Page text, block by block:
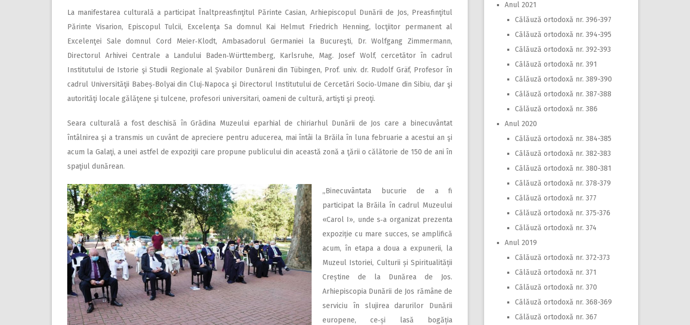
La manifestarea culturală a participat Înaltpreasfinţitul Părinte Casian, Arhiepiscopul Dunării de Jos, Preasfinţitul
Părinte Visarion, Episcopul Tulcii, Excelenţa Sa domnul Kai Helmut Friedrich Henning, locţiitor permanent al
Excelenţei Sale domnul Cord Meier‑Klodt, Ambasadorul Germaniei la Bucureşti, Dr. Wolfgang Zimmermann,
Directorul Arhivei Centrale a Landului Baden‑Württemberg, Karlsruhe, Mag. Josef Wolf, cercetător în cadrul
Institutului de Istorie şi Studii Regionale al Șvabilor Dunăreni din Tübingen, Prof. univ. dr. Rudolf Gräf, Profesor în
cadrul Universităţii Babeș‑Bolyai din Cluj‑Napoca şi Directorul Institutului de Cercetări Socio‑Umane din Sibiu, dar şi
autorităţi locale gălăţene şi tulcene, profesori universitari, oameni de cultură, artişti şi preoţi.
Seara culturală a fost deschisă în Grădina Muzeului eparhial de chiriarhul Dunării de Jos care a binecuvântat
întâlnirea şi a transmis un cuvânt de apreciere pentru aducerea, mai întâi la Brăila în luna februarie a acestui an şi
acum la Galaţi, a unei astfel de expoziţii care propune publicului din această zonă a ţării o călătorie de 150 de ani în
spaţiul dunărean.
„Binecuvântata bucurie de a fi
participat la Brăila în cadrul Muzeului
«Carol I», unde s‑a organizat prezenta
expoziție cu mare succes, se amplifică
acum, în etapa a doua a expunerii, la
Muzeul Istoriei, Culturii și Spiritualității
Creștine de la Dunărea de Jos.
Arhiepiscopia Dunării de Jos rămâne de
serviciu în slujirea darurilor Dunării
europene, ce‑și lasă bogăția
Anul 2021
Călăuză ortodoxă nr. 396-397
Călăuză ortodoxă nr. 394-395
Călăuză ortodoxă nr. 392-393
Călăuză ortodoxă nr. 391
Călăuză ortodoxă nr. 389-390
Călăuză ortodoxă nr. 387-388
Călăuză ortodoxă nr. 386
Anul 2020
Călăuză ortodoxă nr. 384-385
Călăuză ortodoxă nr. 382-383
Călăuză ortodoxă nr. 380-381
Călăuză ortodoxă nr. 378-379
Călăuză ortodoxă nr. 377
Călăuză ortodoxă nr. 375-376
Călăuză ortodoxă nr. 374
Anul 2019
Călăuză ortodoxă nr. 372-373
Călăuză ortodoxă nr. 371
Călăuză ortodoxă nr. 370
Călăuză ortodoxă nr. 368-369
Călăuză ortodoxă nr. 367